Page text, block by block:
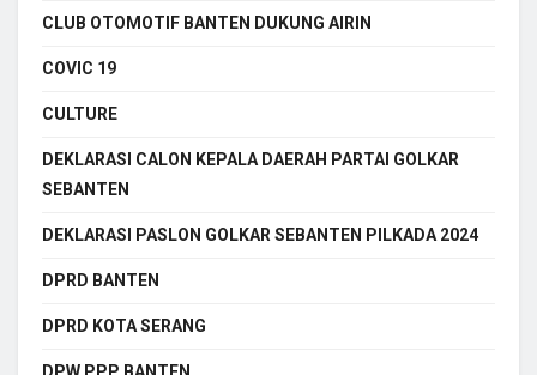
CLUB OTOMOTIF BANTEN DUKUNG AIRIN
COVIC 19
CULTURE
DEKLARASI CALON KEPALA DAERAH PARTAI GOLKAR
SEBANTEN
DEKLARASI PASLON GOLKAR SEBANTEN PILKADA 2024
DPRD BANTEN
DPRD KOTA SERANG
DPW PPP BANTEN